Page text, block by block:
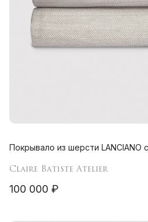
Покрывало из шерсти LANCIANO
Claire Batiste Atelier
100 000 ₽